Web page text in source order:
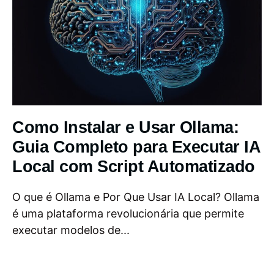
Como Instalar e Usar Ollama:
Guia Completo para Executar IA
Local com Script Automatizado
O que é Ollama e Por Que Usar IA Local? Ollama
é uma plataforma revolucionária que permite
executar modelos de...